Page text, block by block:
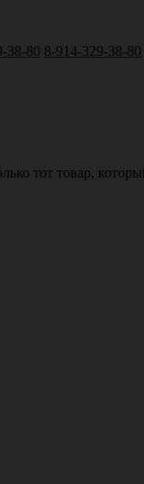
38-80 8-914-329-38-80
тот товар,